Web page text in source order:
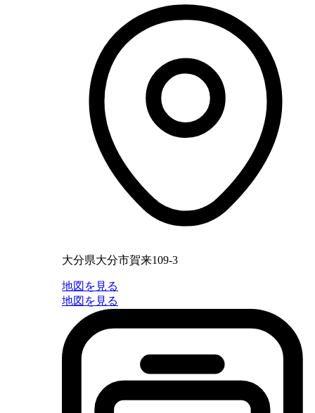
大分県大分市賀来109-3
地図を見る
地図を見る